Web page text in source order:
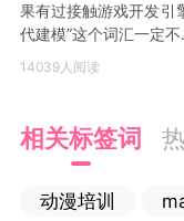
果有过接触游戏开发引
代建模”这个词汇一定不
14039人阅读
相关标签词
动漫培训